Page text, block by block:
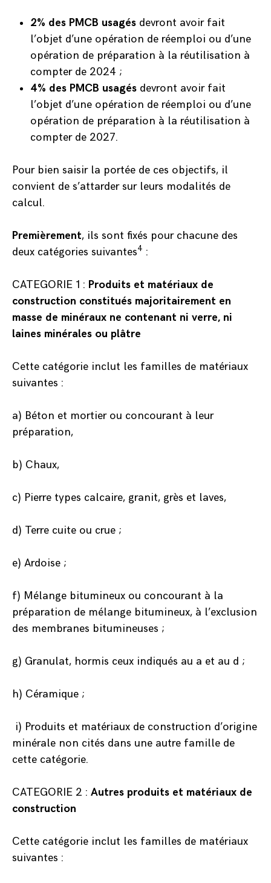
2% des PMCB usagés devront avoir fait
l’objet d’une opération de réemploi ou d’une
opération de préparation à la réutilisation à
compter de 2024 ;
4% des PMCB usagés devront avoir fait
l’objet d’une opération de réemploi ou d’une
opération de préparation à la réutilisation à
compter de 2027.
Pour bien saisir la portée de ces objectifs, il
convient de s’attarder sur leurs modalités de
calcul.
Premièrement, ils sont fixés pour chacune des
deux catégories suivantes4 :
CATEGORIE 1 : Produits et matériaux de
construction constitués majoritairement en
masse de minéraux ne contenant ni verre, ni
laines minérales ou plâtre
Cette catégorie inclut les familles de matériaux
suivantes :
a) Béton et mortier ou concourant à leur
préparation,
b) Chaux,
c) Pierre types calcaire, granit, grès et laves,
d) Terre cuite ou crue ;
e) Ardoise ;
f) Mélange bitumineux ou concourant à la
préparation de mélange bitumineux, à l’exclusion
des membranes bitumineuses ;
g) Granulat, hormis ceux indiqués au a et au d ;
h) Céramique ;
i) Produits et matériaux de construction d’origine
minérale non cités dans une autre famille de
cette catégorie.
CATEGORIE 2 : Autres produits et matériaux de
construction
Cette catégorie inclut les familles de matériaux
suivantes :